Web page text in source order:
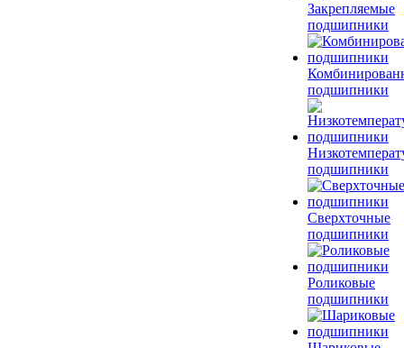
Закрепляемые
подшипники
подшипники
подшипники
Сверхточные
подшипники
Роликовые
подшипники